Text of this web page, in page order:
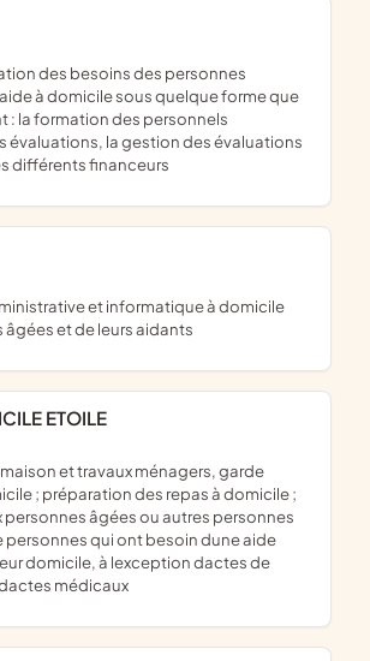
à domicile sous quelque forme que
: la formation des personnels
évaluations, la gestion des évaluations
différents financeurs
et de leurs aidants
ETOILE
; préparation des repas à domicile ;
personnes âgées ou autres personnes
qui ont besoin dune aide
domicile, à lexception dactes de
médicaux